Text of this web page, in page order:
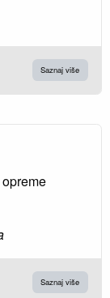
Saznaj više
Saznaj više